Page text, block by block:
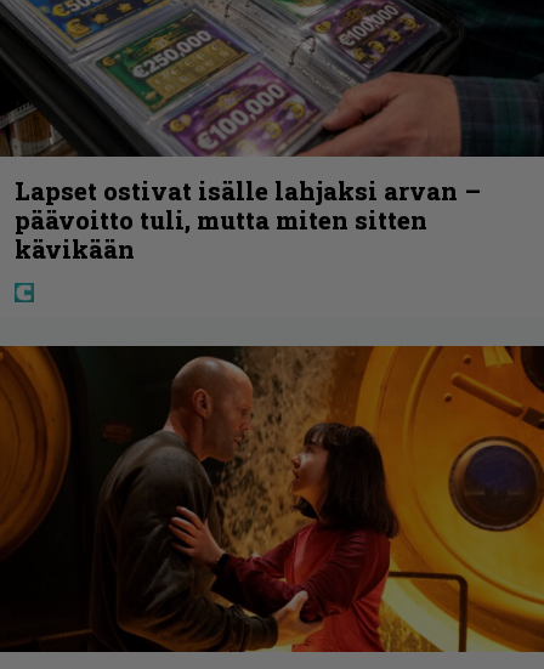
Lapset ostivat isälle lahjaksi arvan –
päävoitto tuli, mutta miten sitten
kävikään